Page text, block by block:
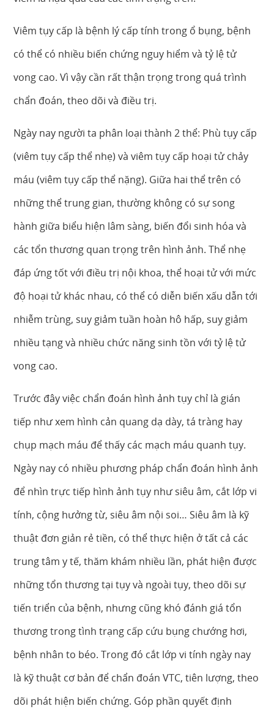
Viêm tụy cấp là bệnh lý cấp tính trong ổ bụng, bệnh
có thể có nhiều biến chứng nguy hiểm và tỷ lệ tử
vong cao. Vì vậy cần rất thận trọng trong quá trình
chẩn đoán, theo dõi và điều trị.
Ngày nay người ta phân loại thành 2 thể: Phù tụy cấp
(viêm tụy cấp thể nhẹ) và viêm tụy cấp hoại tử chảy
máu (viêm tụy cấp thể nặng). Giữa hai thể trên có
những thể trung gian, thường không có sự song
hành giữa biểu hiện lâm sàng, biến đổi sinh hóa và
các tổn thương quan trọng trên hình ảnh. Thể nhẹ
đáp ứng tốt với điều trị nội khoa, thể hoại tử với mức
độ hoại tử khác nhau, có thể có diễn biến xấu dẫn tới
nhiễm trùng, suy giảm tuần hoàn hô hấp, suy giảm
nhiều tạng và nhiều chức năng sinh tồn với tỷ lệ tử
vong cao.
Trước đây việc chẩn đoán hình ảnh tụy chỉ là gián
tiếp như xem hình cản quang dạ dày, tá tràng hay
chụp mạch máu để thấy các mạch máu quanh tụy.
Ngày nay có nhiều phương pháp chẩn đoán hình ảnh
để nhìn trực tiếp hình ảnh tụy như siêu âm, cắt lớp vi
tính, cộng hưởng từ, siêu âm nội soi… Siêu âm là kỹ
thuật đơn giản rẻ tiền, có thể thực hiện ở tất cả các
trung tâm y tế, thăm khám nhiều lần, phát hiện được
những tổn thương tại tụy và ngoài tụy, theo dõi sự
tiến triển của bệnh, nhưng cũng khó đánh giá tổn
thương trong tình trạng cấp cứu bụng chướng hơi,
bệnh nhân to béo. Trong đó cắt lớp vi tính ngày nay
là kỹ thuật cơ bản để chẩn đoán VTC, tiên lượng, theo
dõi phát hiện biến chứng. Góp phần quyết định